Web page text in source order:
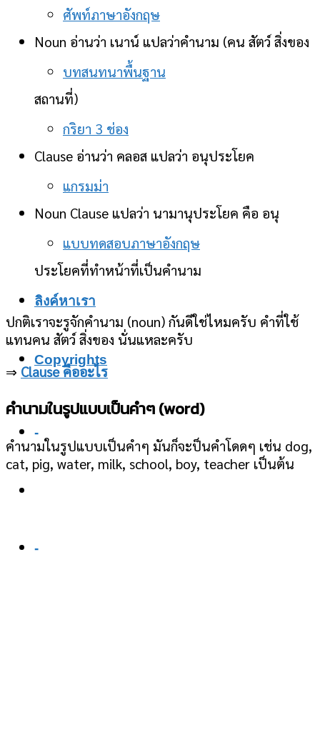
ศัพท์ภาษาอังกฤษ
บทสนทนาพื้นฐาน
กริยา 3 ช่อง
แกรมม่า
แบบทดสอบภาษาอังกฤษ
ลิงค์หาเรา
Copyrights
-
-
Noun อ่านว่า เนาน์ แปลว่าคำนาม (คน สัตว์ สิ่งของ
สถานที่)
Clause อ่านว่า คลอส แปลว่า อนุประโยค
Noun Clause แปลว่า นามานุประโยค คือ อนุ
ประโยคที่ทำหน้าที่เป็นคำนาม
ปกติเราจะรูจักคำนาม (noun) กันดีใช่ไหมครับ คำที่ใช้
แทนคน สัตว์ สิ่งของ นั่นแหละครับ
⇒ Clause คืออะไร
คำนามในรูปแบบเป็นคำๆ (word)
คำนามในรูปแบบเป็นคำๆ มันก็จะป็นคำโดดๆ เช่น dog,
cat, pig, water, milk, school, boy, teacher เป็นต้น